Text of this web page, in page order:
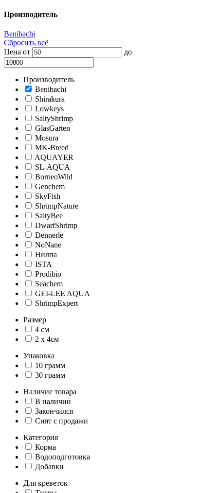
Производитель
Benibachi
Сбросить всё
Цена от до
Производитель
Benibachi
Shirakura
Lowkeys
SaltyShrimp
GlasGarten
Mosura
MK-Breed
AQUAYER
SL-AQUA
BorneoWild
Genchem
SkyFish
ShrimpNature
SaltyBee
DwarfShrimp
Dennerle
NoNane
Нилпа
ISTA
Prodibio
Seachem
GEI-LEE AQUA
ShrimpExpert
Размер
4 см
2 х 4см
Упаковка
10 грамм
30 грамм
Наличие товара
В наличии
Закончился
Снят с продажи
Категория
Корма
Водоподготовка
Добавки
Для креветок